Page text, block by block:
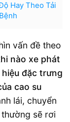
Hay Theo Tải
vấn đề theo
nào xe phát
hiệu đặc trưng
cao su
lái, chuyển
sẽ rơi